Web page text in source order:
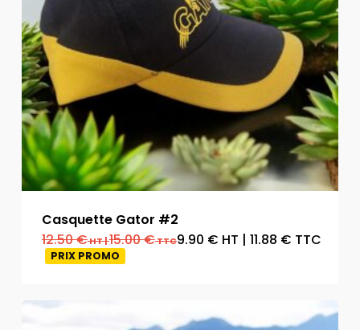
Casquette Gator #2
12.50€HT|15.00€TTC9.90 € HT | 11.88 € TTC
PRIX PROMO